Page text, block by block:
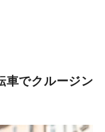
車でクルージン